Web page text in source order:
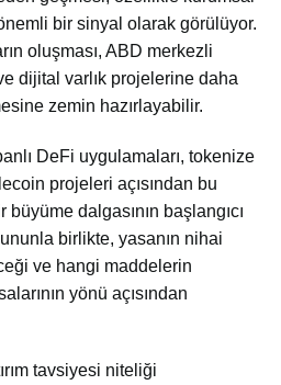
önemli bir sinyal olarak görülüyor.
oluşması, ABD merkezli
dijital varlık projelerine daha
zemin hazırlayabilir.
DeFi uygulamaları, tokenize
projeleri açısından bu
dalgasının başlangıcı
birlikte, yasanın nihai
ve hangi maddelerin
yönü açısından
tavsiyesi niteliği